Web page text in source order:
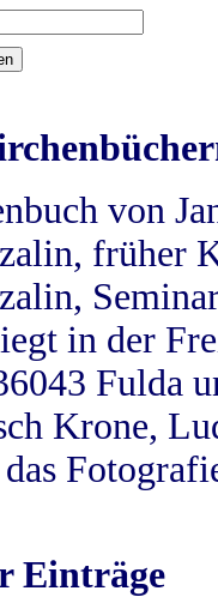
von
früher
in der
Fulda
Krone,
Einträge